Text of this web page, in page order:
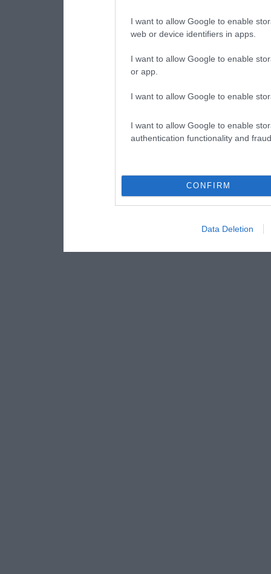
I want to allow Google to enable
web or device identifiers in apps.
I want to allow Google to enable
or app.
I want to allow Google to enable
I want to allow Google to enable
authentication functionality and
CONFIRM
Data Deletion